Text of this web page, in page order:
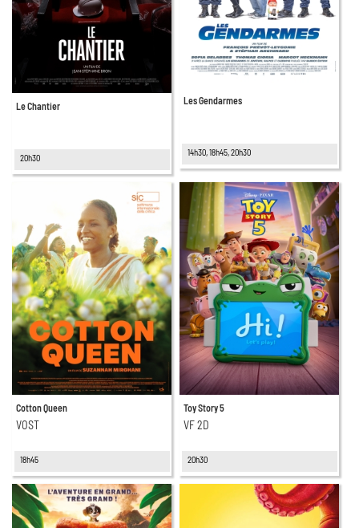
Le Chantier
20h30
Les Gendarmes
14h30, 18h45, 20h30
Cotton Queen
VOST
18h45
Toy Story 5
VF 2D
20h30